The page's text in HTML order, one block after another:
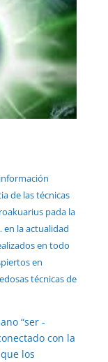
de las técnicas
pada la
en la actualidad
en todo
en
técnicas de
“ser -
con la
los